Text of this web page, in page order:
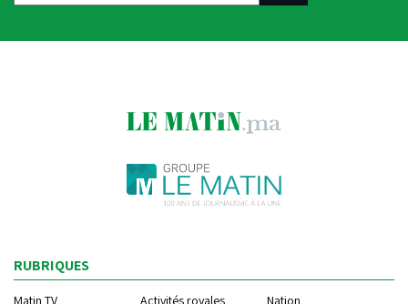
RUBRIQUES
Matin TV Activités royales
Nation